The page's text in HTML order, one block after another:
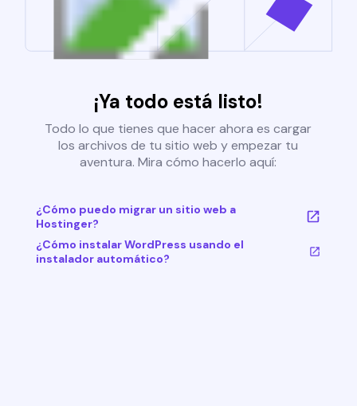
¡Ya todo está listo!
Todo lo que tienes que hacer ahora es cargar
los archivos de tu sitio web y empezar tu
aventura. Mira cómo hacerlo aquí:
¿Cómo puedo migrar un sitio web a
Hostinger?
¿Cómo instalar WordPress usando el
instalador automático?